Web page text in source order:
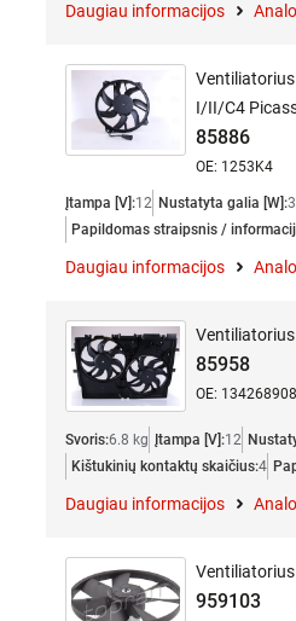
Daugiau informacijos
I/II/C4
85886
OE: 1253K4
Įtampa [V]:12 Nustatyta galia [W]:
Papildomas straipsnis /
Daugiau informacijos
85958
OE:
Svoris:6.8 kg Įtampa [V]:12
Kištukinių kontaktų skaičius:4
Daugiau informacijos
959103